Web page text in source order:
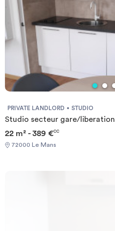
PRIVATE LANDLORD STUDIO
Studio secteur gare/liberation
22 m² - 389 €CC
72000 Le Mans